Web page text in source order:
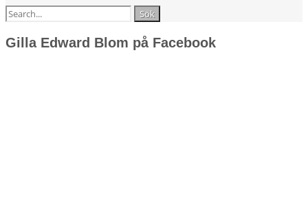
Sök
Gilla Edward Blom på Facebook